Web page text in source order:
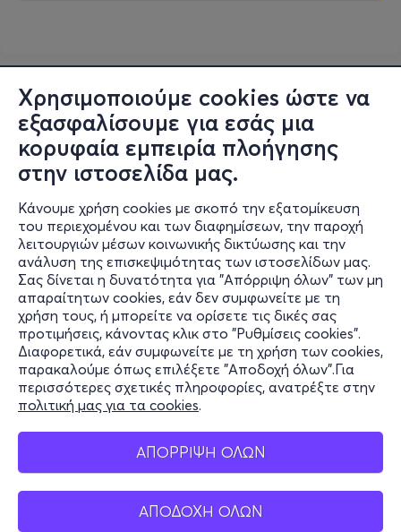
Χρησιμοποιούμε cookies ώστε να
εξασφαλίσουμε για εσάς μια
κορυφαία εμπειρία πλοήγησης
στην ιστοσελίδα μας.
Κάνουμε χρήση cookies με σκοπό την εξατομίκευση
του περιεχομένου και των διαφημίσεων, την παροχή
λειτουργιών μέσων κοινωνικής δικτύωσης και την
ανάλυση της επισκεψιμότητας των ιστοσελίδων μας.
Σας δίνεται η δυνατότητα για "Απόρριψη όλων" των μη
απαραίτητων cookies, εάν δεν συμφωνείτε με τη
χρήση τους, ή μπορείτε να ορίσετε τις δικές σας
προτιμήσεις, κάνοντας κλικ στο "Ρυθμίσεις cookies".
Διαφορετικά, εάν συμφωνείτε με τη χρήση των cookies,
παρακαλούμε όπως επιλέξετε "Αποδοχή όλων".Για
περισσότερες σχετικές πληροφορίες, ανατρέξτε στην
πολιτική μας για τα cookies.
ΑΠΟΡΡΙΨΗ ΟΛΩΝ
ΑΠΟΔΟΧΗ ΟΛΩΝ
Πληροφορίες
Υποστήριξη
Stay Connected
Mobile app